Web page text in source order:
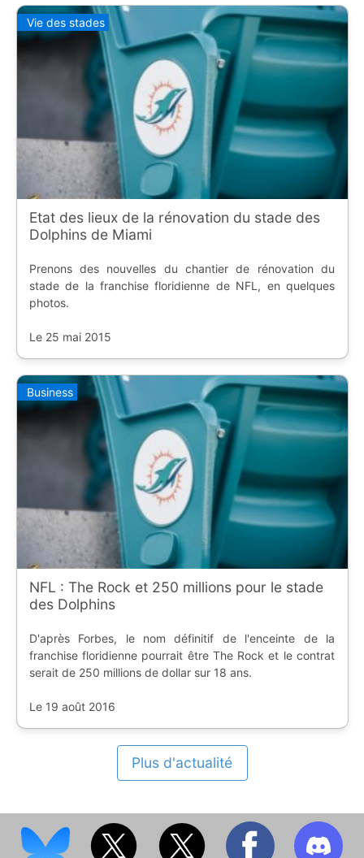
Vie des stades
Etat des lieux de la rénovation du stade des
Dolphins de Miami
Prenons des nouvelles du chantier de rénovation du
stade de la franchise floridienne de NFL, en quelques
photos.
Le 25 mai 2015
Business
NFL : The Rock et 250 millions pour le stade
des Dolphins
D'après Forbes, le nom définitif de l'enceinte de la
franchise floridienne pourrait être The Rock et le contrat
serait de 250 millions de dollar sur 18 ans.
Le 19 août 2016
Plus d'actualité